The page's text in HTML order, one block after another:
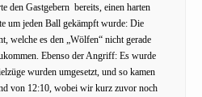
den Gastgebern bereits, einen harten
um jeden Ball gekämpft wurde: Die
welche es den „Wölfen“ nicht gerade
Ebenso der Angriff: Es wurde
wurden umgesetzt, und so kamen
von 12:10, wobei wir kurz zuvor noch